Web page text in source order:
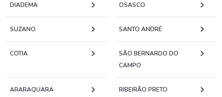
DIADEMA OSASCO
SUZANO SANTO ANDRÉ
COTIA
SÃO BERNARDO DO
CAMPO
ARARAQUARA RIBEIRÃO PRETO